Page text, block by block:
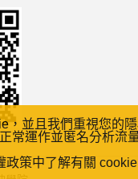
，並且我們重視您的
常運作並匿名分析流
政策中了解有關 cookie